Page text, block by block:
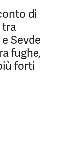
di
tra
Sevde
fughe,
forti